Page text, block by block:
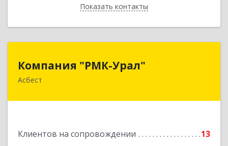
Показать контакты
Назад
Компания "РМК-Урал"
Асбест
Клиентов на сопровождении 13